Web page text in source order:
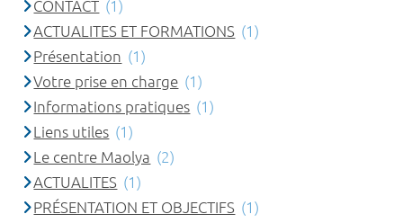
CONTACT (1)
ACTUALITES ET FORMATIONS (1)
Présentation (1)
Votre prise en charge (1)
Informations pratiques (1)
Liens utiles (1)
Le centre Maolya (2)
ACTUALITES (1)
PRÉSENTATION ET OBJECTIFS (1)